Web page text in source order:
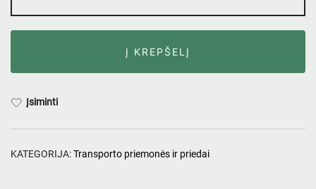
Į KREPŠELĮ
Įsiminti
KATEGORIJA:Transporto priemonės ir priedai